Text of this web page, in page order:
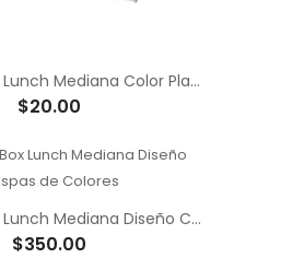
Caja Tipo Box Lunch Mediana Color Plata y Dorado Acabado Cromado
$20.00
Caja Tipo Box Lunch Mediana Diseño Chispas de Colores
$350.00